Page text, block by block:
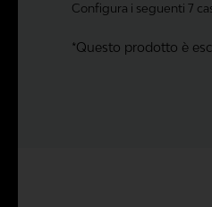
Configura i seguenti 7
*Questo prodotto è